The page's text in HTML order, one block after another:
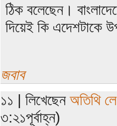
ঠিক বলেছেন।
দিয়েই কি এদেশটাকে
জবাব
১১ | লিখেছেন অতিথি
৩:২১পূর্বাহ্ন)